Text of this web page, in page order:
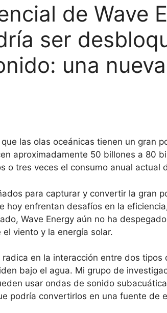
de Wave
ser
una nueva
las olas oceánicas tienen un gran
aproximadamente 50 billones a 80
o tres veces el consumo anual actual
para capturar y convertir la gran
hoy enfrentan desafíos en la
Wave Energy aún no ha
viento y la energía solar.
en la interacción entre dos tipos
bajo el agua. Mi grupo de
usar ondas de sonido
podría convertirlos en una fuente de